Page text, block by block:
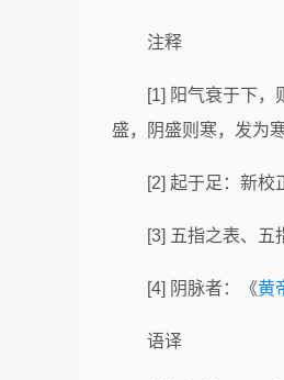
注释
[1] 阳气衰于下，
盛，阴盛则寒，发为
[2] 起于足：新校
[3] 五指之表、五
[4] 阴脉者：《黄
语译